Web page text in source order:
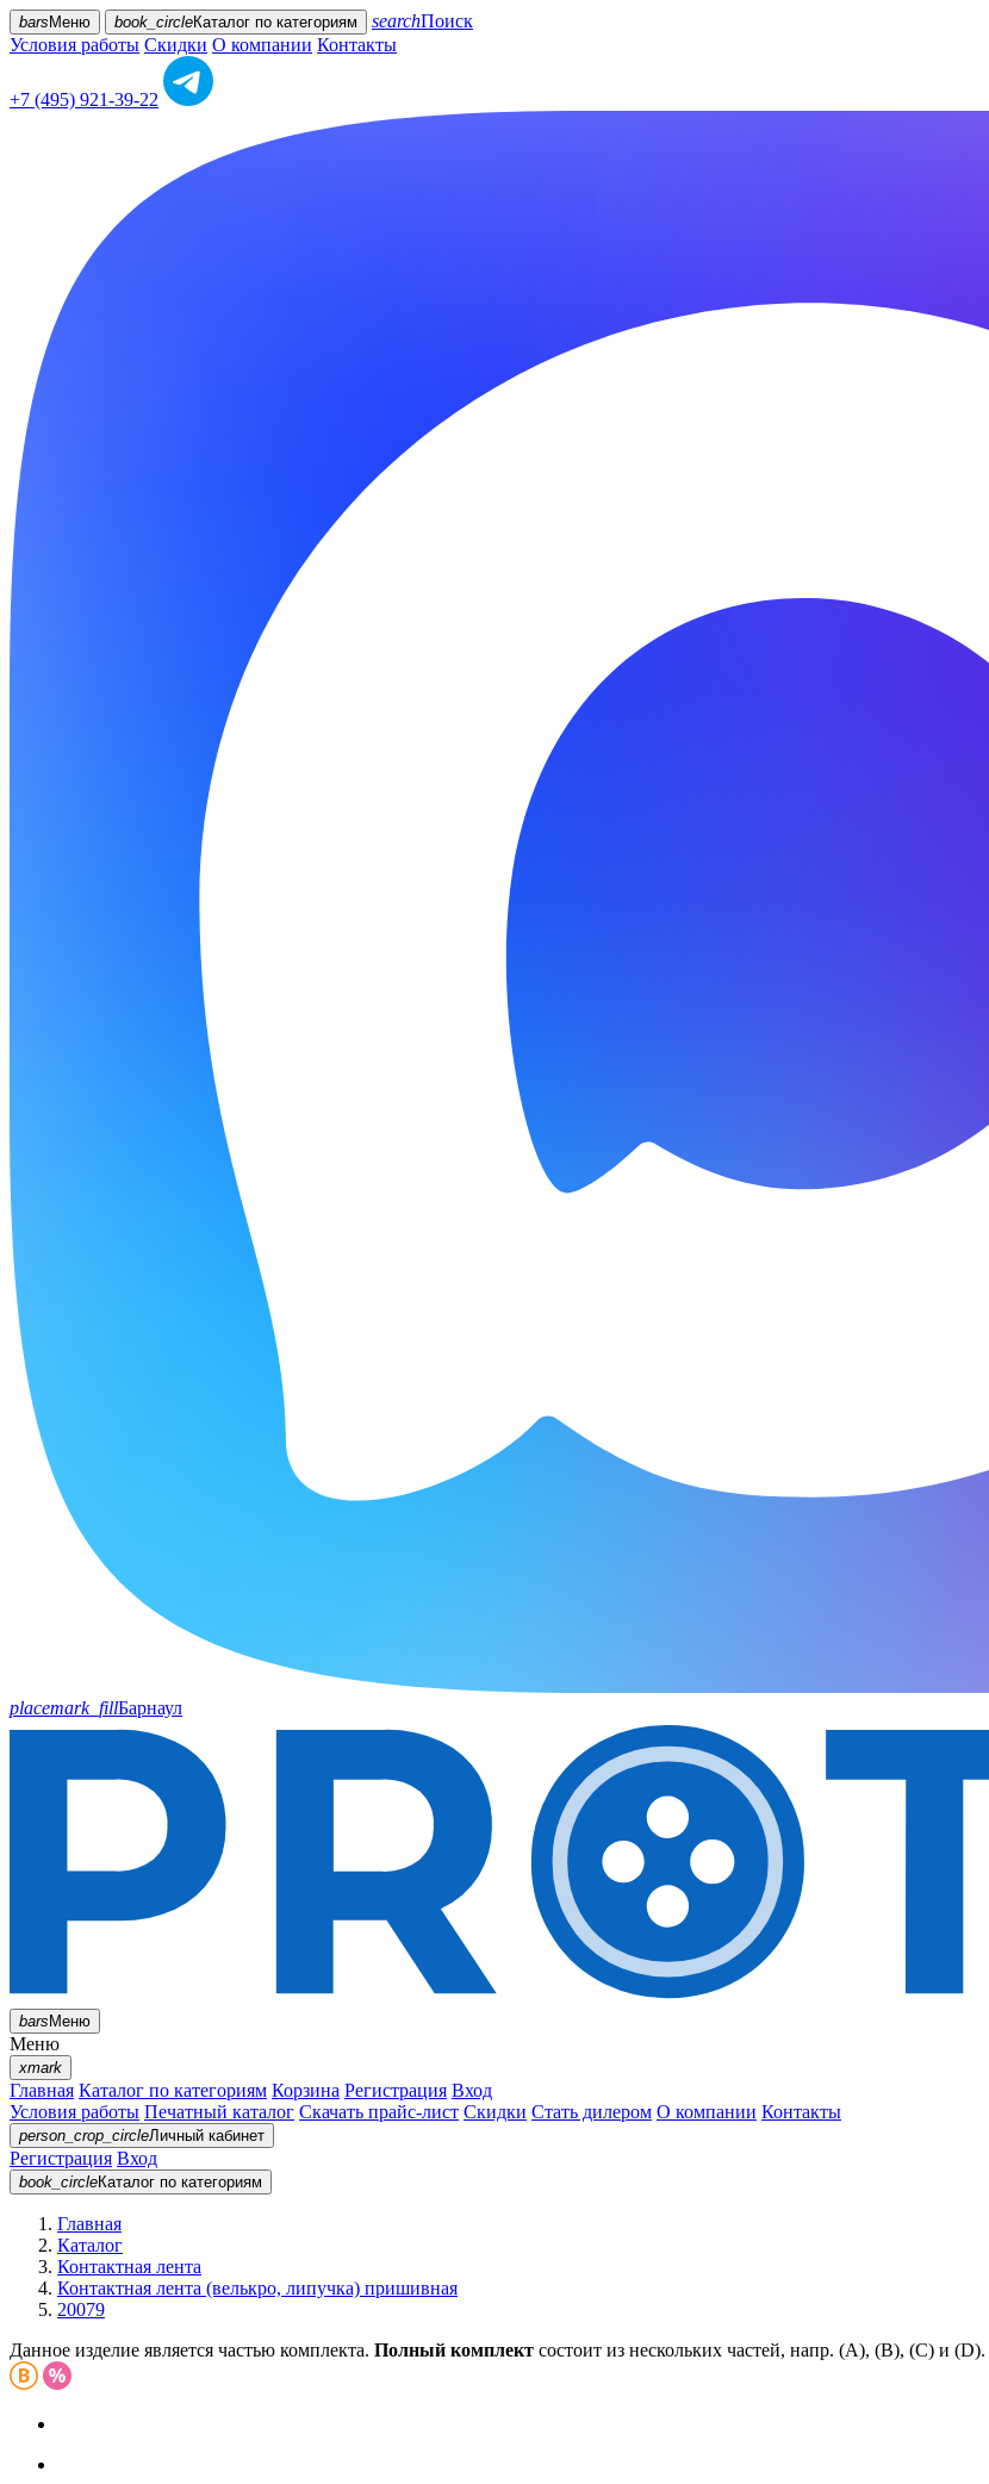
bars Меню book_circleКаталог по категориям searchПоиск
Условия работы Скидки О компании Контакты
+7 (495) 921-39-22
placemark_fillБарнаул
barsМеню
Меню
xmark
Главная Каталог по категориям Корзина Регистрация Вход
Условия работы Печатный каталог Скачать прайс-лист Скидки Стать дилером О компании Контакты
person_crop_circleЛичный кабинет
Регистрация Вход
book_circleКаталог по категориям
Главная
Каталог
Контактная лента
Контактная лента (велькро, липучка) пришивная
20079
Данное изделие является частью комплекта. Полный комплект состоит из нескольких частей, напр. (А), (B), (С) и (D).